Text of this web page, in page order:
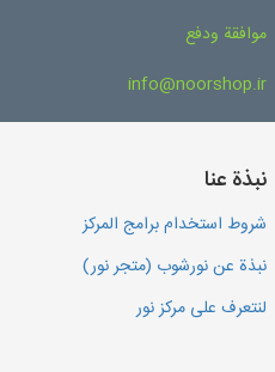
موافقة ودفع
info@noorshop.ir
نبذة عنا
شروط استخدام برامج المركز
نبذة عن نورشوب (متجر نور)
لنتعرف على مركز نور